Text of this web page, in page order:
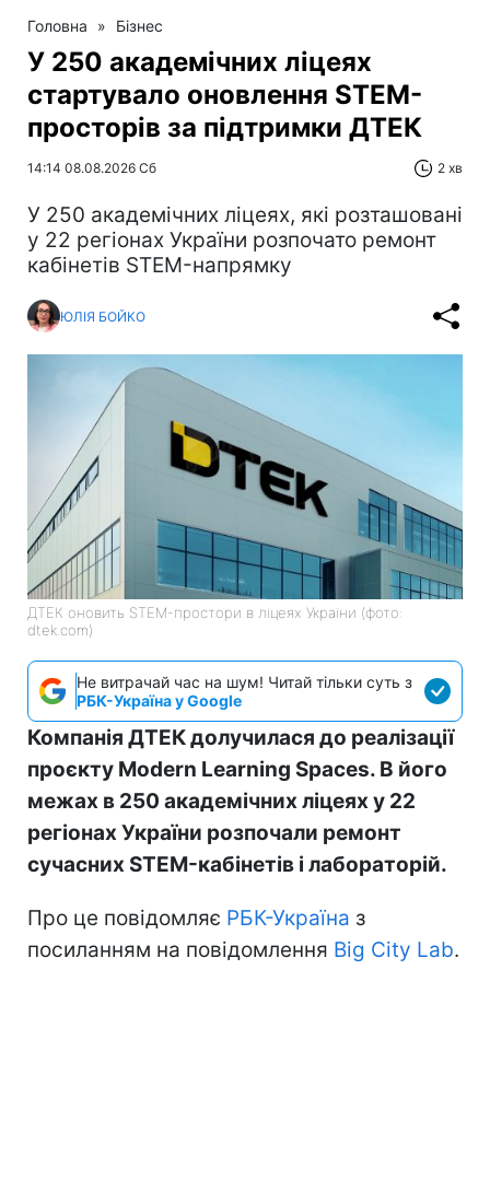
Головна » Бізнес
У 250 академічних ліцеях
стартувало оновлення STEM-
просторів за підтримки ДТЕК​‌
14:14 08.08.2026 Сб 2 хв
У 250 академічних ліцеях, які розташовані
у 22 регіонах України розпочато ремонт
кабінетів STEM-напрямку
ЮЛІЯ БОЙКО
ДТЕК оновить STEM-простори в ліцеях України (фото:
dtek.com)
Не витрачай час на шум! Читай тільки суть з
РБК-Україна у Google
Компанія ДТЕК долучилася до реалізації
проєкту Modern Learning Spaces. В його
межах в 250 академічних ліцеях у 22
регіонах України розпочали ремонт
сучасних STEM-кабінетів і лабораторій.
Про це повідомляє РБК-Україна з
посиланням на повідомлення Big City Lab.